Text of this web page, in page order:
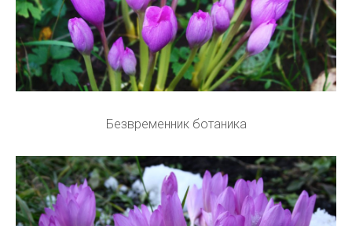
Безвременник ботаника